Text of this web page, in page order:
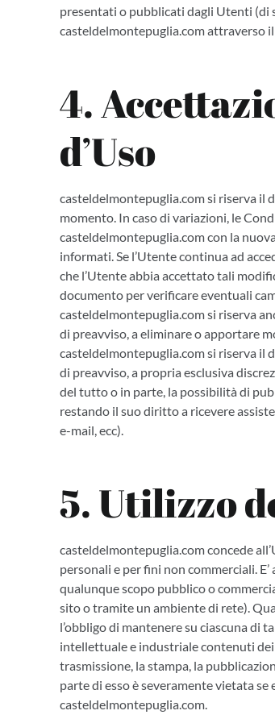
presentati o pubblicati dagli Utenti (di
casteldelmontepuglia.com attraverso
4.
d’Uso
casteldelmontepuglia.com si riserva il
momento. In caso di variazioni, le
casteldelmontepuglia.com con la
informati. Se l’Utente continua ad
che l’Utente abbia accettato tali
documento per verificare eventuali
casteldelmontepuglia.com si riserva
di preavviso, a eliminare o apportare
casteldelmontepuglia.com si riserva il
di preavviso, a propria esclusiva
del tutto o in parte, la possibilità di
restando il suo diritto a ricevere
e-mail, ecc).
5. Utilizzo
casteldelmontepuglia.com concede
personali e per fini non commerciali.
qualunque scopo pubblico o
sito o tramite un ambiente di rete).
l’obbligo di mantenere su ciascuna
intellettuale e industriale contenuti
trasmissione, la stampa, la
parte di esso è severamente vietata
casteldelmontepuglia.com.